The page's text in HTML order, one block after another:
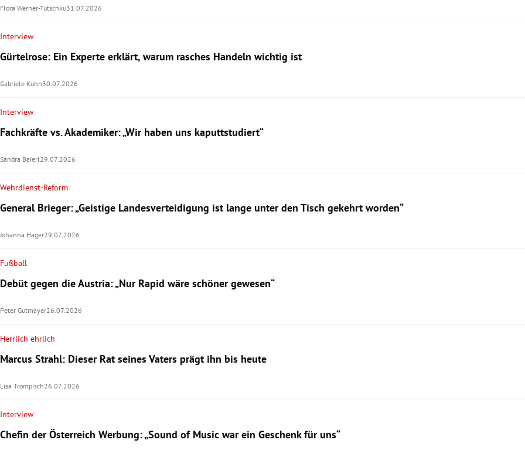
Flora Werner-Tutschku31.07.2026
Interview
Gürtelrose: Ein Experte erklärt, warum rasches Handeln wichtig ist
Gabriele Kuhn30.07.2026
Interview
Fachkräfte vs. Akademiker: „Wir haben uns kaputtstudiert“
Sandra Baierl29.07.2026
Wehrdienst-Reform
General Brieger: „Geistige Landesverteidigung ist lange unter den Tisch gekehrt worden“
Johanna Hager29.07.2026
Fußball
Debüt gegen die Austria: „Nur Rapid wäre schöner gewesen“
Peter Gutmayer26.07.2026
Herrlich ehrlich
Marcus Strahl: Dieser Rat seines Vaters prägt ihn bis heute
Lisa Trompisch26.07.2026
Interview
Chefin der Österreich Werbung: „Sound of Music war ein Geschenk für uns“